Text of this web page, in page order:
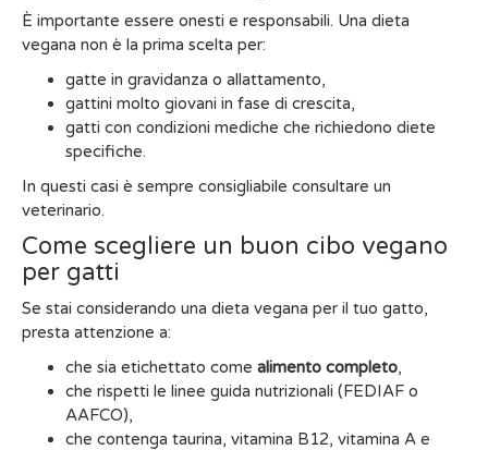
È importante essere onesti e responsabili. Una dieta
vegana non è la prima scelta per:
gatte in gravidanza o allattamento,
gattini molto giovani in fase di crescita,
gatti con condizioni mediche che richiedono diete
specifiche.
In questi casi è sempre consigliabile consultare un
veterinario.
Come scegliere un buon cibo vegano
per gatti
Se stai considerando una dieta vegana per il tuo gatto,
presta attenzione a:
che sia etichettato come alimento completo,
che rispetti le linee guida nutrizionali (FEDIAF o
AAFCO),
che contenga taurina, vitamina B12, vitamina A e